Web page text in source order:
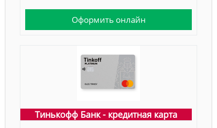
Оформить онлайн
Тинькофф Банк - кредитная карта